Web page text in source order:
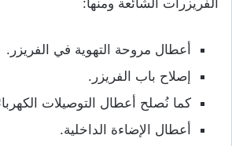
الفريزرات الشائعة ومنها:
أعطال مروحة التهوية في الفريزر.
إصلاح باب الفريزر.
كما نُصلح أعطال التوصيلات
أعطال الإضاءة الداخلية.